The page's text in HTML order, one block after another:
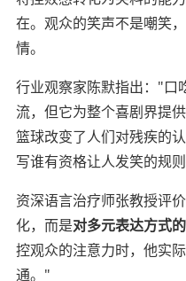
在。观众的笑声不是嘲笑
情。
行业观察家陈默指出："口
流，但它为整个喜剧界提
篮球改变了人们对残疾的
写谁有资格让人发笑的规
资深语言治疗师张教授评
化，而是对多元表达方式
控观众的注意力时，他实
通。"